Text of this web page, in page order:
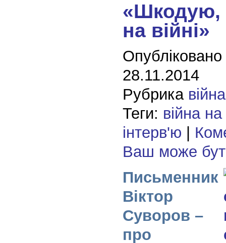
«Шкодую,
на війні»
28.11.2014
Рубрика війна
Теги: війна
інтерв'ю
Ваш може
Письменник
Віктор
Суворов –
про